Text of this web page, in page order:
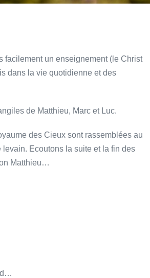
facilement un enseignement (le Christ
dans la vie quotidienne et des
de Matthieu, Marc et Luc.
des Cieux sont rassemblées au
Ecoutons la suite et la fin des
Matthieu…